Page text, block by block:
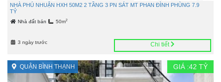
NHÀ PHÚ NHUẬN HXH 50M2 2 TẦNG 3 PN SÁT MT PHAN ĐÌNH PHÙNG 7.9
TỶ
Nhà đất bán 50m2
3 ngày trước Chi tiết
QUẬN BÌNH THẠNH GIÁ :42 TỶ